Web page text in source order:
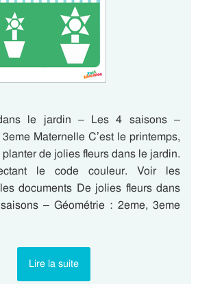
le jardin – Les 4 saisons –
Maternelle C’est le printemps,
planter de jolies fleurs dans le jardin.
le code couleur. Voir les
documents De jolies fleurs dans
– Géométrie : 2eme, 3eme
Lire la suite